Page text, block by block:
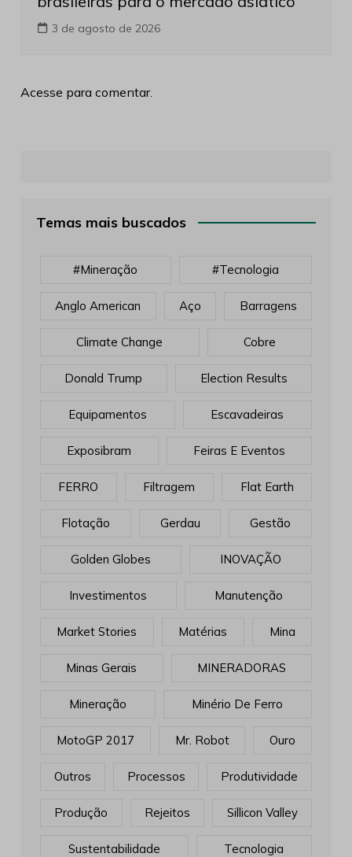
3 de agosto de 2026
Acesse para comentar.
Temas mais buscados
#mineração #tecnologia
Anglo American Aço Barragens
Climate Change Cobre
Donald Trump Election Results
Equipamentos Escavadeiras
Exposibram Feiras E Eventos
FERRO Filtragem Flat Earth
Flotação Gerdau Gestão
Golden Globes INOVAÇÃO
Investimentos Manutenção
Market Stories Matérias Mina
Minas Gerais MINERADORAS
Mineração Minério De Ferro
MotoGP 2017 Mr. Robot Ouro
Outros Processos Produtividade
Produção Rejeitos Sillicon Valley
Sustentabilidade Tecnologia